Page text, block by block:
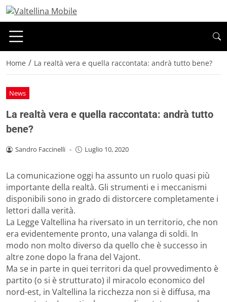
Home / La realtà vera e quella raccontata: andrà tutto bene?
News
La realtà vera e quella raccontata: andrà tutto
bene?
Sandro Faccinelli - Luglio 10, 2020
La comunicazione oggi ha assunto un ruolo quasi più
importante della realtà. Gli strumenti e i meccanismi
disponibili sono in grado di distorcere completamente i
lettori dalla verità.
La Legge Valtellina ha riversato in un territorio, che non
era evidentemente pronto, una valanga di soldi. In
modo non molto diverso da quello che è successo in
altre zone dopo la frana del Vajont.
Ma se in parte in quei territori da quel provvedimento è
partito (o si è strutturato) il miracolo economico del
nord-est, in Valtellina la ricchezza non si è diffusa, ma